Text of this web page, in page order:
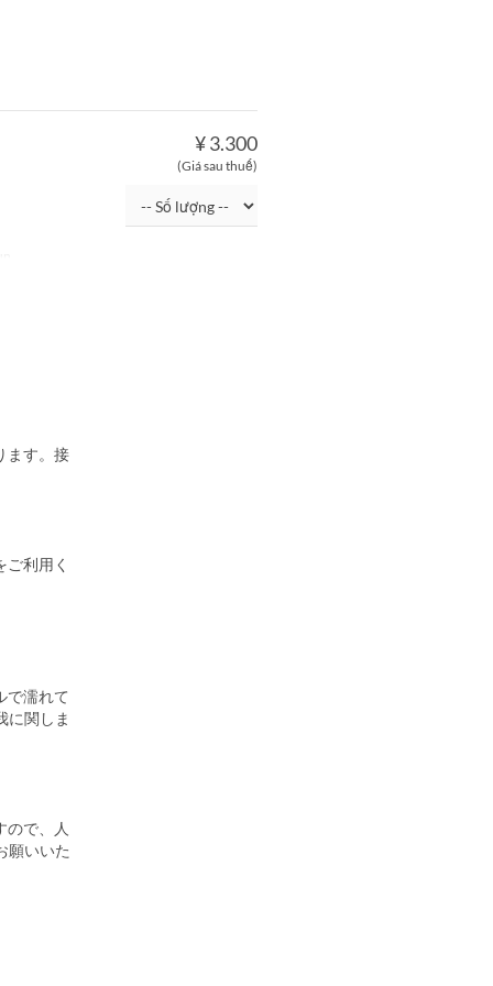
¥ 3.300
(Giá sau thuế)
ます。接
利用く
で濡れて
に関しま
ので、人
願いいた